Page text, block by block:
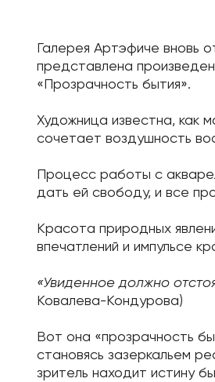
Галерея Aртэфиче вновь
представлена
«Прозрачность бытия».
Художница известна, как
сочетает воздушность
Процесс работы с
дать ей свободу, и все
Красота природных
впечатлений и импульсе
«Увиденное должно
Ковалева-Кондурова)
Вот она «прозрачность
становясь зазеркальем
зритель находит истину